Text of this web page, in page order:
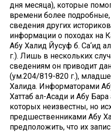
дня месяца), которые
времени более
сведения других
информации о походах на
Абу Халид Йусуф б. Са‘ид
г.). Лишь в нескольких
сведениям он приводит
(ум.204/819-820 г.),
Халида. Информаторами
Хаттаб ал-Асади и Абу
которых неизвестны, но
предшественниками Абу
предположить, что их